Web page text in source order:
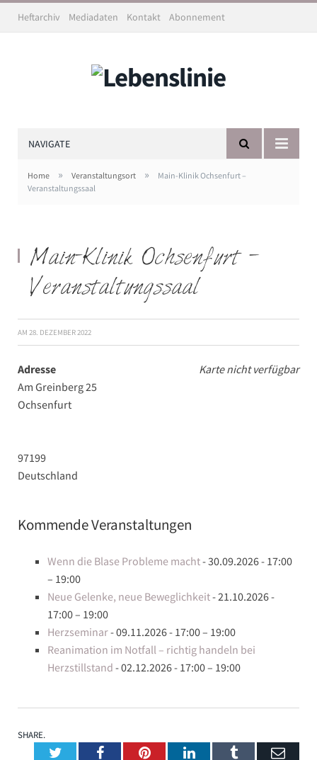
Heftarchiv Mediadaten Kontakt Abonnement
NAVIGATE
Home » Veranstaltungsort »
Main-Klinik Ochsenfurt –
Veranstaltungssaal
Main-Klinik Ochsenfurt –
Veranstaltungssaal
AM 28. DEZEMBER 2022
Karte nicht verfügbar
Adresse
Am Greinberg 25
Ochsenfurt
97199
Deutschland
Kommende Veranstaltungen
Wenn die Blase Probleme macht- 30.09.2026 - 17:00
– 19:00
Neue Gelenke, neue Beweglichkeit- 21.10.2026 -
17:00 – 19:00
Herzseminar- 09.11.2026 - 17:00 – 19:00
Reanimation im Notfall – richtig handeln bei
Herzstillstand - 02.12.2026 - 17:00 – 19:00
SHARE.
TwitterFacebookPinterestLinkedInTumblr